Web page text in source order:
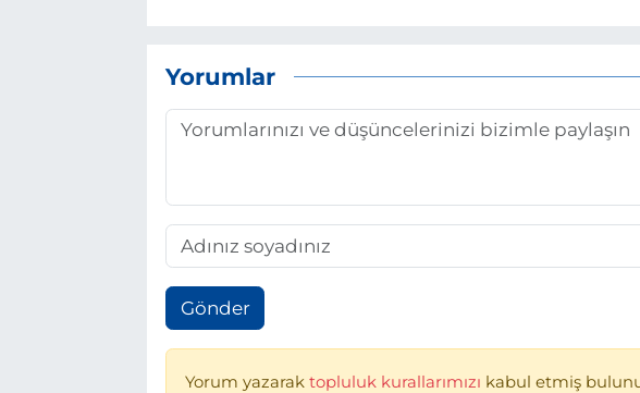
Yorumlar
Gönder
Yorum yazarak topluluk kurallarımızı kabul etmiş